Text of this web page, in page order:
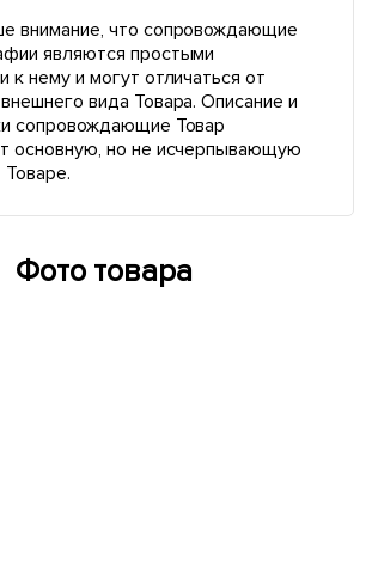
внимание, что сопровождающие
являются простыми
к нему и могут отличаться от
вида Товара. Описание и
сопровождающие Товар
основную, но не исчерпывающую
Фото товара